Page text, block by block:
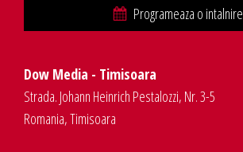
Programeaza o intalnire
Dow Media - Timisoara
Strada. Johann Heinrich Pestalozzi, Nr. 3-5
Romania, Timisoara